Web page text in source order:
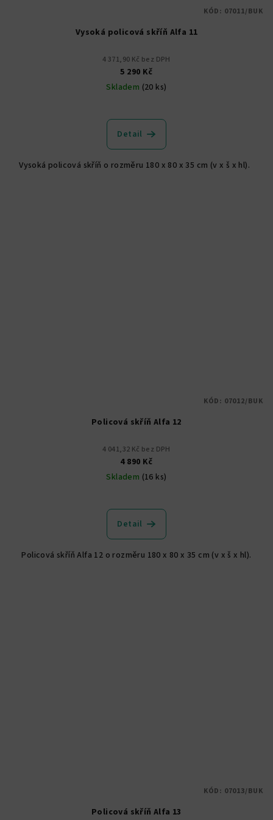
Vysoká policová skříň Alfa 11
4 371,90 Kč bez DPH
5 290 Kč
Skladem (20 ks)
hodnocení
produktu
z
Detail
Vysoká policová skříň o rozměru 180 x 80 x 35 cm (v x š x hl).
KÓD: 07011/BUK
Policová skříň Alfa 12
4 041,32 Kč bez DPH
4 890 Kč
Skladem (16 ks)
hodnocení
produktu
z
Detail
Policová skříň Alfa 12 o rozměru 180 x 80 x 35 cm (v x š x hl).
KÓD: 07012/BUK
Policová skříň Alfa 13
KÓD: 07013/BUK